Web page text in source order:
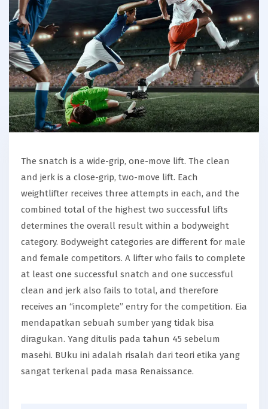
The snatch is a wide-grip, one-move lift. The clean
and jerk is a close-grip, two-move lift. Each
weightlifter receives three attempts in each, and the
combined total of the highest two successful lifts
determines the overall result within a bodyweight
category. Bodyweight categories are different for male
and female competitors. A lifter who fails to complete
at least one successful snatch and one successful
clean and jerk also fails to total, and therefore
receives an “incomplete” entry for the competition. Eia
mendapatkan sebuah sumber yang tidak bisa
diragukan. Yang ditulis pada tahun 45 sebelum
masehi. BUku ini adalah risalah dari teori etika yang
sangat terkenal pada masa Renaissance.